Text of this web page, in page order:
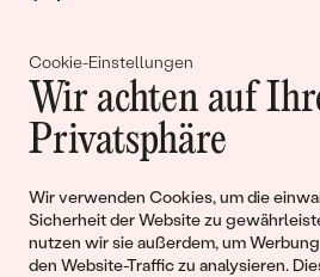
Cookie-Einstellungen
Wir achten auf
Privatsphäre
Wir verwenden Cookies, um die
Sicherheit der Website zu
nutzen wir sie außerdem, um
den Website-Traffic zu analysieren.
Gemeinsam
Geschichten von
Liebe
Begleiten Sie uns!